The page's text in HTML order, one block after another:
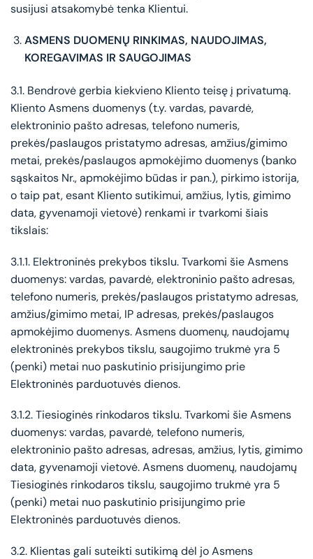
susijusi atsakomybė tenka Klientui.
ASMENS DUOMENŲ RINKIMAS, NAUDOJIMAS,
KOREGAVIMAS IR SAUGOJIMAS
3.1. Bendrovė gerbia kiekvieno Kliento teisę į privatumą.
Kliento Asmens duomenys (t.y. vardas, pavardė,
elektroninio pašto adresas, telefono numeris,
prekės/paslaugos pristatymo adresas, amžius/gimimo
metai, prekės/paslaugos apmokėjimo duomenys (banko
sąskaitos Nr., apmokėjimo būdas ir pan.), pirkimo istorija,
o taip pat, esant Kliento sutikimui, amžius, lytis, gimimo
data, gyvenamoji vietovė) renkami ir tvarkomi šiais
tikslais:
3.1.1. Elektroninės prekybos tikslu. Tvarkomi šie Asmens
duomenys: vardas, pavardė, elektroninio pašto adresas,
telefono numeris, prekės/paslaugos pristatymo adresas,
amžius/gimimo metai, IP adresas, prekės/paslaugos
apmokėjimo duomenys. Asmens duomenų, naudojamų
elektroninės prekybos tikslu, saugojimo trukmė yra 5
(penki) metai nuo paskutinio prisijungimo prie
Elektroninės parduotuvės dienos.
3.1.2. Tiesioginės rinkodaros tikslu. Tvarkomi šie Asmens
duomenys: vardas, pavardė, telefono numeris,
elektroninio pašto adresas, adresas, amžius, lytis, gimimo
data, gyvenamoji vietovė. Asmens duomenų, naudojamų
Tiesioginės rinkodaros tikslu, saugojimo trukmė yra 5
(penki) metai nuo paskutinio prisijungimo prie
Elektroninės parduotuvės dienos.
3.2. Klientas gali suteikti sutikimą dėl jo Asmens